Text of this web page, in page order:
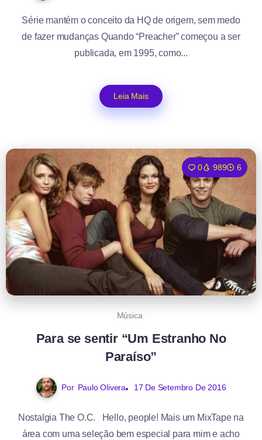
Série mantém o conceito da HQ de origem, sem medo
de fazer mudanças Quando “Preacher” começou a ser
publicada, em 1995, como...
Leia Mais
0 989 6
Música
Para se sentir “Um Estranho No
Paraíso”
Por Paulo Olivera 17 De Setembro De 2016
Nostalgia The O.C. Hello, people! Mais um MixTape na
área com uma seleção bem especial para mim e acho